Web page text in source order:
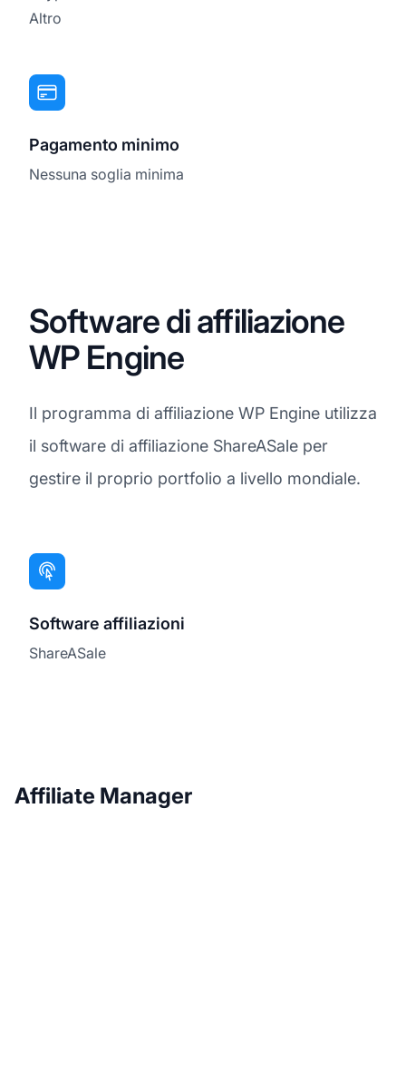
Altro
Pagamento minimo
Nessuna soglia minima
Software di affiliazione
WP Engine
Il programma di affiliazione WP Engine utilizza
il software di affiliazione ShareASale per
gestire il proprio portfolio a livello mondiale.
Software affiliazioni
ShareASale
Affiliate Manager